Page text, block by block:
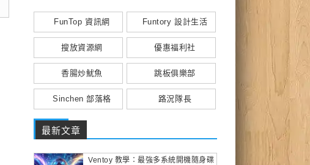
FunTop 資訊網 Funtory 設計生活
搜放資源網 優惠福利社
香腸炒魷魚 跳板俱樂部
Sinchen 部落格 路況隊長
最新文章
Ventoy 教學：最強多系統開機隨身碟